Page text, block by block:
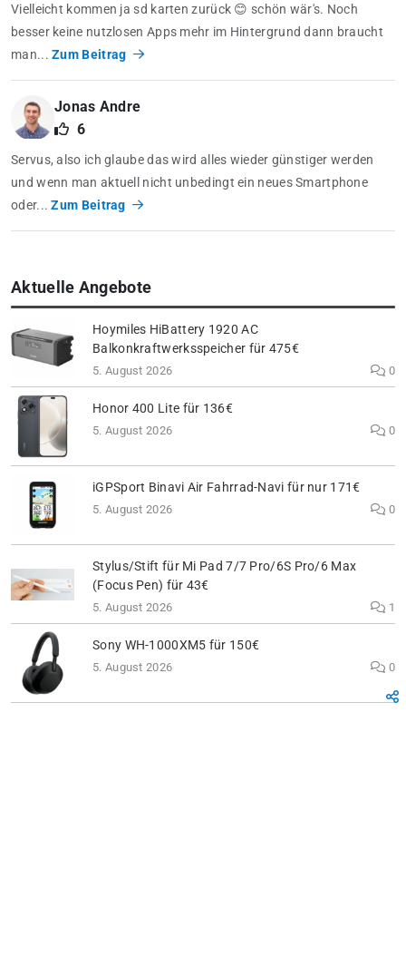
Vielleicht kommen ja sd karten zurück 😊 schön wär's. Noch
besser keine nutzlosen Apps mehr im Hintergrund dann braucht
man...Zum Beitrag
Jonas Andre
6
Servus, also ich glaube das wird alles wieder günstiger werden
und wenn man aktuell nicht unbedingt ein neues Smartphone
oder...Zum Beitrag
Aktuelle Angebote
Hoymiles HiBattery 1920 AC
Balkonkraftwerksspeicher für 475€
5. August 2026 0
Honor 400 Lite für 136€
5. August 2026 0
iGPSport Binavi Air Fahrrad-Navi für nur 171€
5. August 2026 0
Stylus/Stift für Mi Pad 7/7 Pro/6S Pro/6 Max
(Focus Pen) für 43€
5. August 2026 1
Sony WH-1000XM5 für 150€
5. August 2026 0